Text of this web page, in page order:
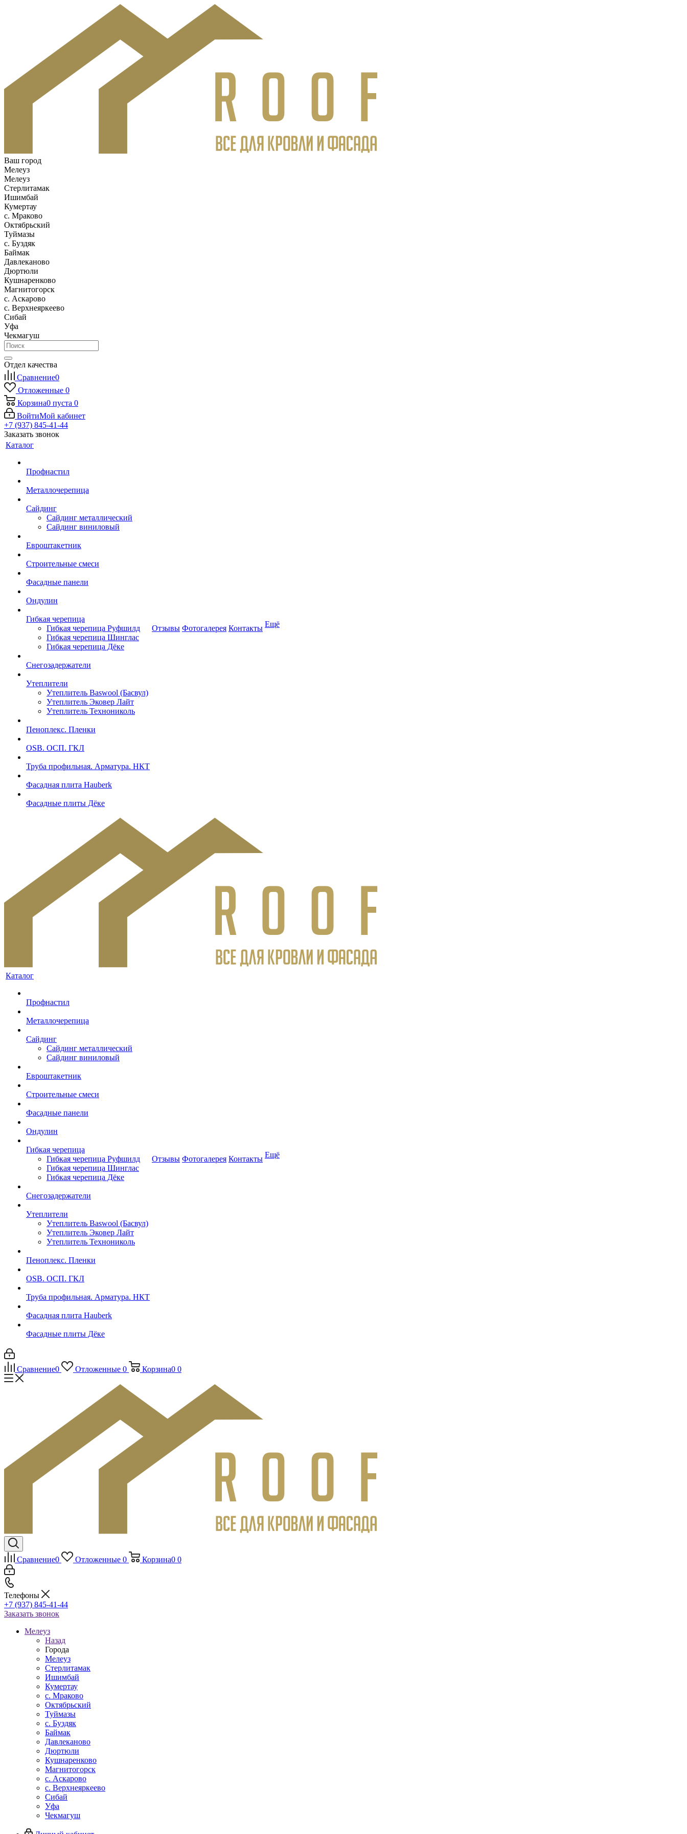
Ваш город
Мелеуз
Мелеуз
Стерлитамак
Ишимбай
Кумертау
c. Мраково
Октябрьский
Туймазы
c. Буздяк
Баймак
Давлеканово
Дюртюли
Кушнаренково
Магнитогорск
с. Аскарово
с. Верхнеяркеево
Сибай
Уфа
Чекмагуш
Отдел качества
Сравнение0
Отложенные 0
Корзина0 пуста 0
ВойтиМой кабинет
+7 (937) 845-41-44
Заказать звонок
Каталог
Профнастил
Металлочерепица
Сайдинг
Сайдинг металлический
Сайдинг виниловый
Евроштакетник
Строительные смеси
Фасадные панели
Ондулин
Гибкая черепица
Гибкая черепица Руфшилд
Гибкая черепица Шинглас
Гибкая черепица Дёке
Снегозадержатели
Утеплители
Утеплитель Baswool (Басвул)
Утеплитель Эковер Лайт
Утеплитель Технониколь
Пеноплекс. Пленки
OSB. ОСП. ГКЛ
Труба профильная. Арматура. НКТ
Фасадная плита Hauberk
Фасадные плиты Дёке
Отзывы Фотогалерея Контакты Ещё
Каталог
Профнастил
Металлочерепица
Сайдинг
Сайдинг металлический
Сайдинг виниловый
Евроштакетник
Строительные смеси
Фасадные панели
Ондулин
Гибкая черепица
Гибкая черепица Руфшилд
Гибкая черепица Шинглас
Гибкая черепица Дёке
Снегозадержатели
Утеплители
Утеплитель Baswool (Басвул)
Утеплитель Эковер Лайт
Утеплитель Технониколь
Пеноплекс. Пленки
OSB. ОСП. ГКЛ
Труба профильная. Арматура. НКТ
Фасадная плита Hauberk
Фасадные плиты Дёке
Отзывы Фотогалерея Контакты Ещё
Сравнение0 Отложенные 0 Корзина0 0
Сравнение0 Отложенные 0 Корзина0 0
Телефоны
+7 (937) 845-41-44
Заказать звонок
Мелеуз
Назад
Города
Мелеуз
Стерлитамак
Ишимбай
Кумертау
c. Мраково
Октябрьский
Туймазы
c. Буздяк
Баймак
Давлеканово
Дюртюли
Кушнаренково
Магнитогорск
с. Аскарово
с. Верхнеяркеево
Сибай
Уфа
Чекмагуш